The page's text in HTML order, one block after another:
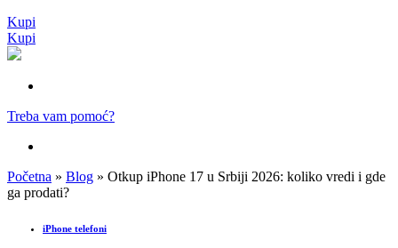
Kupi
Kupi
Treba vam pomoć?
Početna » Blog » Otkup iPhone 17 u Srbiji 2026: koliko vredi i gde
ga prodati?
iPhone telefoni